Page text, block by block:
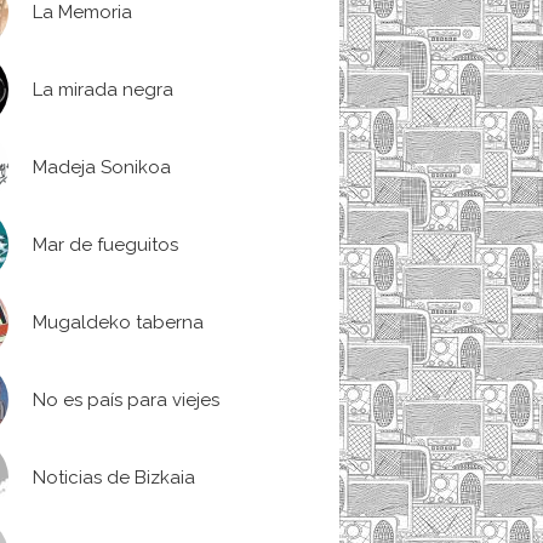
La Memoria
La mirada negra
Madeja Sonikoa
Mar de fueguitos
Mugaldeko taberna
No es país para viejes
Noticias de Bizkaia